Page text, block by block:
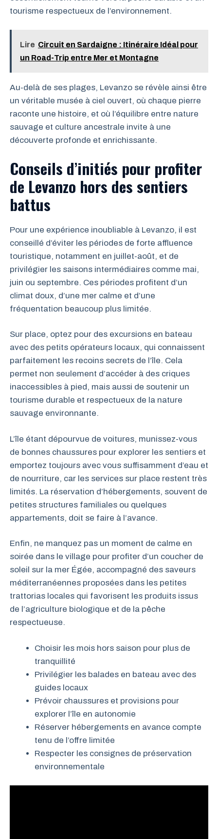
tourisme respectueux de l’environnement.
Lire Circuit en Sardaigne : Itinéraire Idéal pour
un Road-Trip entre Mer et Montagne
Au-delà de ses plages, Levanzo se révèle ainsi être
un véritable musée à ciel ouvert, où chaque pierre
raconte une histoire, et où l’équilibre entre nature
sauvage et culture ancestrale invite à une
découverte profonde et enrichissante.
Conseils d’initiés pour profiter
de Levanzo hors des sentiers
battus
Pour une expérience inoubliable à Levanzo, il est
conseillé d’éviter les périodes de forte affluence
touristique, notamment en juillet-août, et de
privilégier les saisons intermédiaires comme mai,
juin ou septembre. Ces périodes profitent d’un
climat doux, d’une mer calme et d’une
fréquentation beaucoup plus limitée.
Sur place, optez pour des excursions en bateau
avec des petits opérateurs locaux, qui connaissent
parfaitement les recoins secrets de l’île. Cela
permet non seulement d’accéder à des criques
inaccessibles à pied, mais aussi de soutenir un
tourisme durable et respectueux de la nature
sauvage environnante.
L’île étant dépourvue de voitures, munissez-vous
de bonnes chaussures pour explorer les sentiers et
emportez toujours avec vous suffisamment d’eau et
de nourriture, car les services sur place restent très
limités. La réservation d’hébergements, souvent de
petites structures familiales ou quelques
appartements, doit se faire à l’avance.
Enfin, ne manquez pas un moment de calme en
soirée dans le village pour profiter d’un coucher de
soleil sur la mer Égée, accompagné des saveurs
méditerranéennes proposées dans les petites
trattorias locales qui favorisent les produits issus
de l’agriculture biologique et de la pêche
respectueuse.
Choisir les mois hors saison pour plus de
tranquillité
Privilégier les balades en bateau avec des
guides locaux
Prévoir chaussures et provisions pour
explorer l’île en autonomie
Réserver hébergements en avance compte
tenu de l’offre limitée
Respecter les consignes de préservation
environnementale